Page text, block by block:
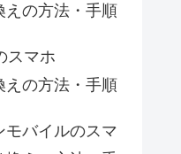
えの方法・手順
スマホ
えの方法・手順
モバイルのスマ